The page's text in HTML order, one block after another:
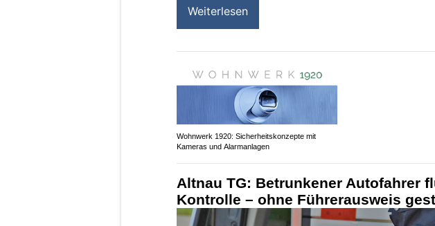
Weiterlesen
Wohnwerk 1920: Sicherheitskonzepte mit
Kameras und Alarmanlagen
Altnau TG: Betrunkener Autofahrer
Kontrolle – ohne Führerausweis